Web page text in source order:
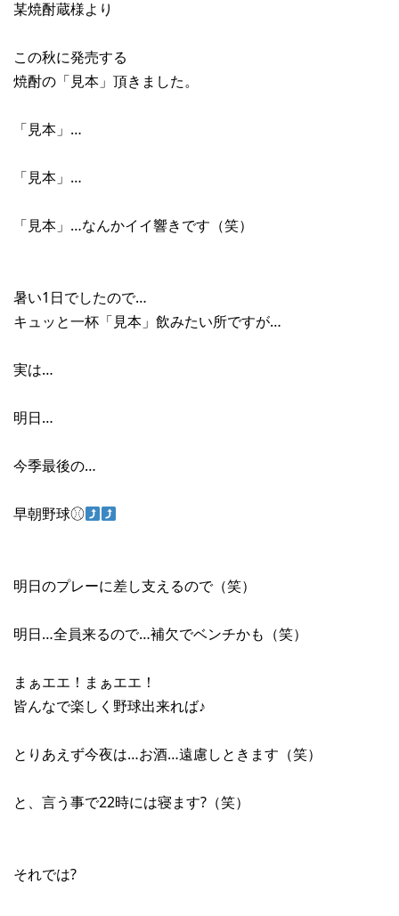
某焼酎蔵様より
この秋に発売する
焼酎の「見本」頂きました。
「見本」…
「見本」…
「見本」…なんかイイ響きです（笑）
暑い1日でしたので…
キュッと一杯「見本」飲みたい所ですが…
実は…
明日…
今季最後の…
早朝野球⚾︎
明日のプレーに差し支えるので（笑）
明日…全員来るので…補欠でベンチかも（笑）
まぁエエ！まぁエエ！
皆んなで楽しく野球出来れば♪
とりあえず今夜は…お酒…遠慮しときます（笑）
と、言う事で22時には寝ます?（笑）
それでは?